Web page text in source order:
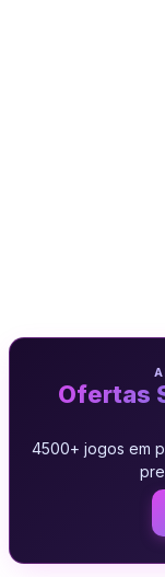
Ofertas
4500+ jogos em